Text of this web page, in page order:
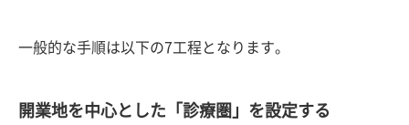
一般的な手順は以下の7工程となります。
開業地を中心とした「診療圏」を設定する